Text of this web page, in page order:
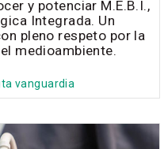
y potenciar M.E.B.I.,
Integrada. Un
pleno respeto por la
medioambiente.
vanguardia